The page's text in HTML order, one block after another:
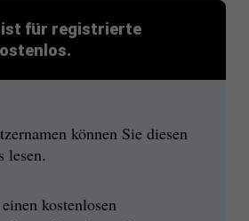
ist für registrierte
können Sie diesen
lesen.
kostenlosen